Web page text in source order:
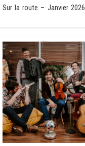
Sur la route – Janvier 2026